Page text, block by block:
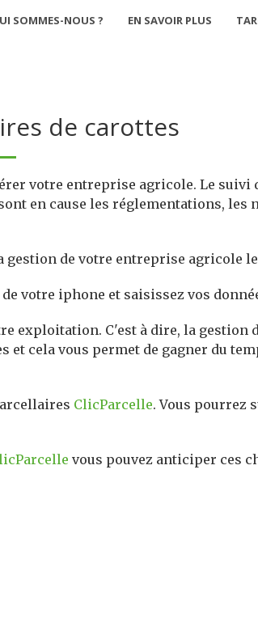
SOMMES-NOUS ? EN SAVOIR PLUS
de carottes
votre entreprise agricole. Le suivi
en cause les réglementations, les
gestion de votre entreprise agricole
votre iphone et saisissez vos
exploitation. C'est à dire, la gestion
cela vous permet de gagner du
ClicParcelle. Vous pourrez
vous pouvez anticiper ces